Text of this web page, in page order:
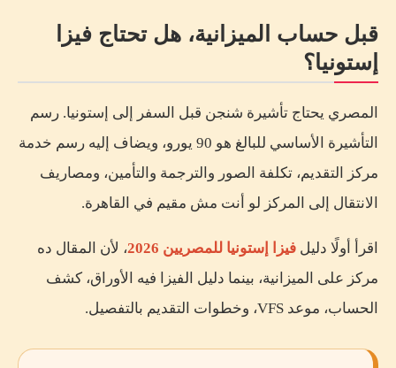
قبل حساب الميزانية، هل تحتاج فيزا
إستونيا؟
المصري يحتاج تأشيرة شنجن قبل السفر إلى إستونيا. رسم
التأشيرة الأساسي للبالغ هو 90 يورو، ويضاف إليه رسم خدمة
مركز التقديم، تكلفة الصور والترجمة والتأمين، ومصاريف
الانتقال إلى المركز لو أنت مش مقيم في القاهرة.
اقرأ أولًا دليل فيزا إستونيا للمصريين 2026
، لأن المقال ده
مركز على الميزانية، بينما دليل الفيزا فيه الأوراق، كشف
الحساب، موعد VFS، وخطوات التقديم بالتفصيل.